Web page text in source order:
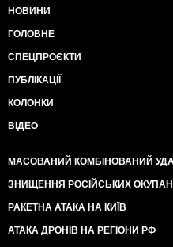
НОВИНИ
ГОЛОВНЕ
СПЕЦПРОЄКТИ
ПУБЛІКАЦІЇ
КОЛОНКИ
ВІДЕО
МАСОВАНИЙ КОМБІНОВАНИЙ
ЗНИЩЕННЯ РОСІЙСЬКИХ
РАКЕТНА АТАКА НА КИЇВ
АТАКА ДРОНІВ НА РЕГІОНИ РФ